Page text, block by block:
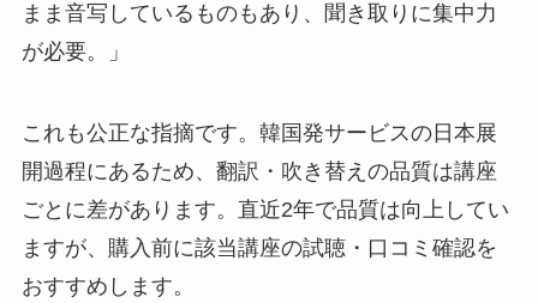
まま音写しているものもあり、聞き取りに集中力
が必要。」
これも公正な指摘です。韓国発サービスの日本展
開過程にあるため、翻訳・吹き替えの品質は講座
ごとに差があります。直近2年で品質は向上してい
ますが、購入前に該当講座の試聴・口コミ確認を
おすすめします。